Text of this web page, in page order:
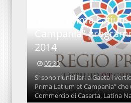
“Regio Prima
Campania”
2014
05:30
Si sono riuniti ieri a Gaeta i
Prima Latium et Campania” che
Commercio di Caserta, Latina